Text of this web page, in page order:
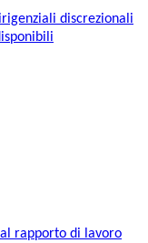
discrezionali
rapporto di lavoro